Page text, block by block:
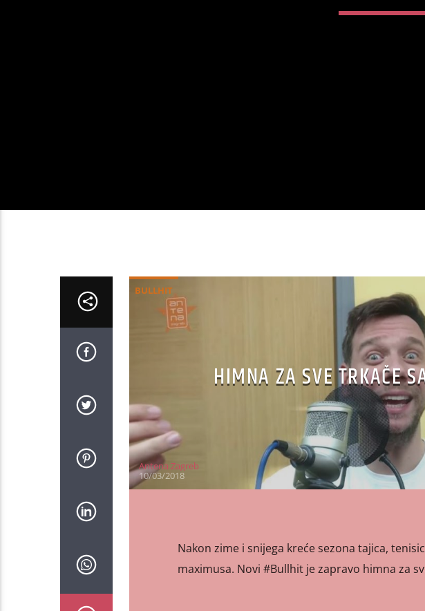
BULLHIT
HIMNA ZA SVE TRKAČE
Antena Zagreb
10/03/2018
Nakon zime i snijega kreće sezona tajica,
maximusa. Novi #Bullhit je zapravo himna za